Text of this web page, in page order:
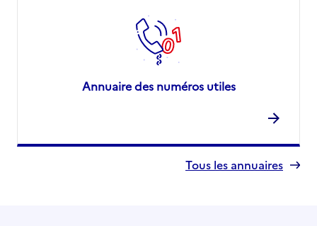
Annuaire des numéros utiles
Tous les annuaires